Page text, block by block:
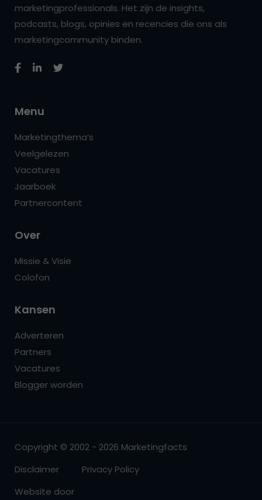
marketingprofessionals. Het zijn de insights,
podcasts, blogs, opinies en recencies die ons als
marketingcommunity binden.
Menu
Marketingthema’s
Veelgelezen
Vacatures
Jaarboek
Partnercontent
Over
Missie & Visie
Colofon
Kansen
Adverteren
Partners
Vacatures
Blogger worden
Copyright © 2002 - 2026 Marketingfacts
Disclaimer
Privacy Policy
Website door